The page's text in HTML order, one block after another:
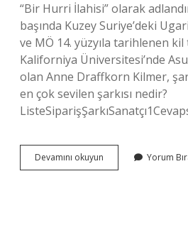
“Bir Hurri İlahisi” olarak
başında Kuzey Suriye’deki
ve MÖ 14. yüzyıla tarihlenen
Kaliforniya Üniversitesi’nde
olan Anne Draffkorn Kilmer,
en çok sevilen şarkısı nedir?
Devamını okuyun Dünyanın
En
Yorum